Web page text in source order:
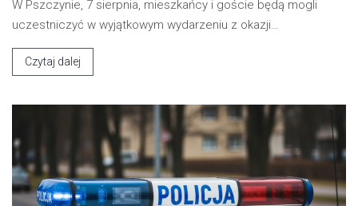
W Pszczynie, 7 sierpnia, mieszkańcy i goście będą mogli
uczestniczyć w wyjątkowym wydarzeniu z okazji…
Czytaj dalej